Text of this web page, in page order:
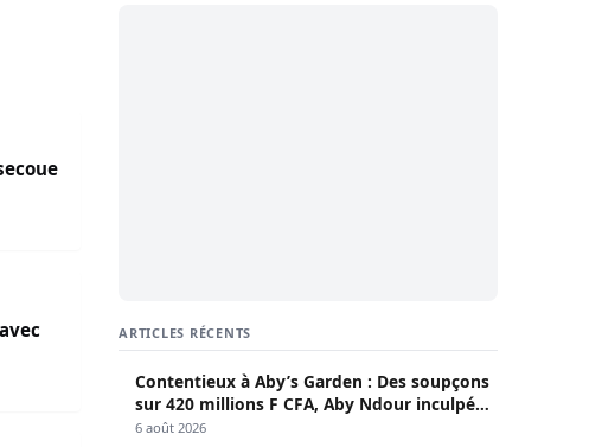
ARTICLES RÉCENTS
Contentieux à Aby’s Garden : Des soupçons
sur 420 millions F CFA, Aby Ndour inculpée
pour abus de biens sociaux
6 août 2026